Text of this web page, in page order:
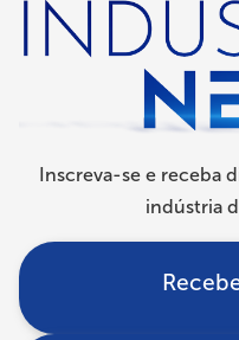
Inscreva-se e receba
indústria